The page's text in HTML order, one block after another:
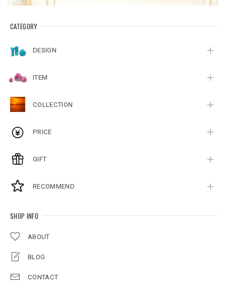
CATEGORY
DESIGN
ITEM
COLLECTION
PRICE
GIFT
RECOMMEND
SHOP INFO
ABOUT
BLOG
CONTACT